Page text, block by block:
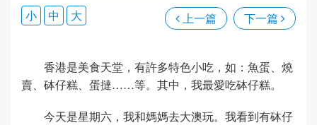
上一篇 下一篇
小 中 大
香港是美食天堂，有許多特色小吃，如：魚蛋、燒
賣、砵仔糕、蛋撻……等。其中，我最愛吃砵仔糕。
今天是星期六，我和媽媽去大澳玩。我看到有砵仔